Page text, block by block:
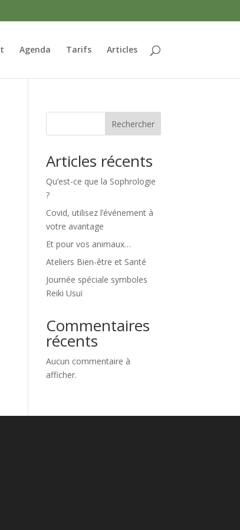
Agenda Tarifs Articles
Rechercher
Articles récents
Qu’est-ce que la Sophrologie
?
Covid, utilisez l’événement à
votre avantage
Et pour vos animaux…
Ateliers Bien-être et Santé
Journée spéciale symboles
Reiki Usuï
Commentaires
récents
Aucun commentaire à
afficher.